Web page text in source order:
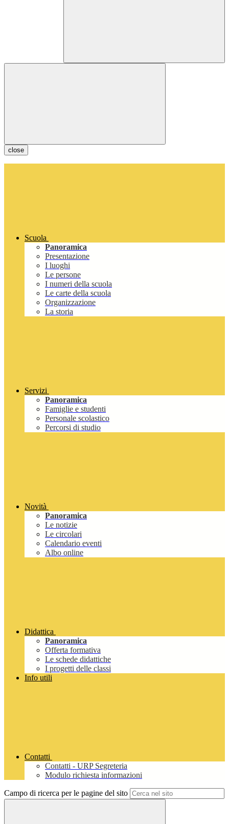
close
Scuola
Panoramica
Presentazione
I luoghi
Le persone
I numeri della scuola
Le carte della scuola
Organizzazione
La storia
Servizi
Panoramica
Famiglie e studenti
Personale scolastico
Percorsi di studio
Novità
Panoramica
Le notizie
Le circolari
Calendario eventi
Albo online
Didattica
Panoramica
Offerta formativa
Le schede didattiche
I progetti delle classi
Info utili
Contatti
Contatti - URP Segreteria
Modulo richiesta informazioni
Campo di ricerca per le pagine del sito